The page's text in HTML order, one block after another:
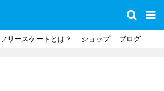
フリースケートとは？ ショップ ブログ